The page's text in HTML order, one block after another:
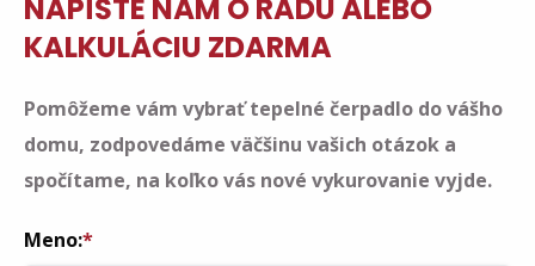
NAPÍŠTE NÁM O RADU ALEBO
KALKULÁCIU ZDARMA
Pomôžeme vám vybrať tepelné čerpadlo do vášho
domu, zodpovedáme väčšinu vašich otázok a
spočítame, na koľko vás nové vykurovanie vyjde.
Meno:*